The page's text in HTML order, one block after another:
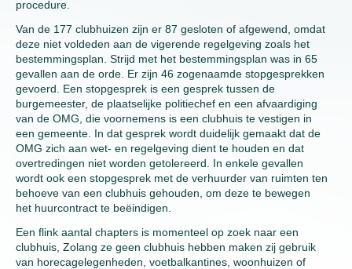
procedure.
Van de 177 clubhuizen zijn er 87 gesloten of afgewend, omdat
deze niet voldeden aan de vigerende regelgeving zoals het
bestemmingsplan. Strijd met het bestemmingsplan was in 65
gevallen aan de orde. Er zijn 46 zogenaamde stopgesprekken
gevoerd. Een stopgesprek is een gesprek tussen de
burgemeester, de plaatselijke politiechef en een afvaardiging
van de OMG, die voornemens is een clubhuis te vestigen in
een gemeente. In dat gesprek wordt duidelijk gemaakt dat de
OMG zich aan wet- en regelgeving dient te houden en dat
overtredingen niet worden getolereerd. In enkele gevallen
wordt ook een stopgesprek met de verhuurder van ruimten ten
behoeve van een clubhuis gehouden, om deze te bewegen
het huurcontract te beëindigen.
Een flink aantal chapters is momenteel op zoek naar een
clubhuis, Zolang ze geen clubhuis hebben maken zij gebruik
van horecagelegenheden, voetbalkantines, woonhuizen of